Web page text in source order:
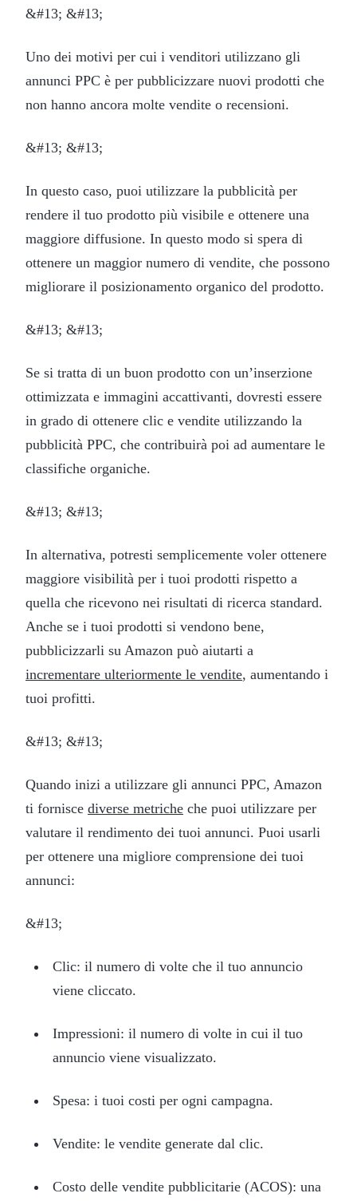
&#13; &#13;
Uno dei motivi per cui i venditori utilizzano gli
annunci PPC è per pubblicizzare nuovi prodotti che
non hanno ancora molte vendite o recensioni.
&#13; &#13;
In questo caso, puoi utilizzare la pubblicità per
rendere il tuo prodotto più visibile e ottenere una
maggiore diffusione. In questo modo si spera di
ottenere un maggior numero di vendite, che possono
migliorare il posizionamento organico del prodotto.
&#13; &#13;
Se si tratta di un buon prodotto con un’inserzione
ottimizzata e immagini accattivanti, dovresti essere
in grado di ottenere clic e vendite utilizzando la
pubblicità PPC, che contribuirà poi ad aumentare le
classifiche organiche.
&#13; &#13;
In alternativa, potresti semplicemente voler ottenere
maggiore visibilità per i tuoi prodotti rispetto a
quella che ricevono nei risultati di ricerca standard.
Anche se i tuoi prodotti si vendono bene,
pubblicizzarli su Amazon può aiutarti a
incrementare ulteriormente le vendite, aumentando i
tuoi profitti.
&#13; &#13;
Quando inizi a utilizzare gli annunci PPC, Amazon
ti fornisce diverse metriche che puoi utilizzare per
valutare il rendimento dei tuoi annunci. Puoi usarli
per ottenere una migliore comprensione dei tuoi
annunci:
&#13;
Clic: il numero di volte che il tuo annuncio
viene cliccato.
Impressioni: il numero di volte in cui il tuo
annuncio viene visualizzato.
Spesa: i tuoi costi per ogni campagna.
Vendite: le vendite generate dal clic.
Costo delle vendite pubblicitarie (ACOS): una